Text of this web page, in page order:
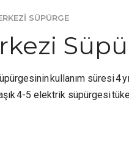
SÜPÜRGE
kullanım süresi 4
4-5 elektrik süpürgesi